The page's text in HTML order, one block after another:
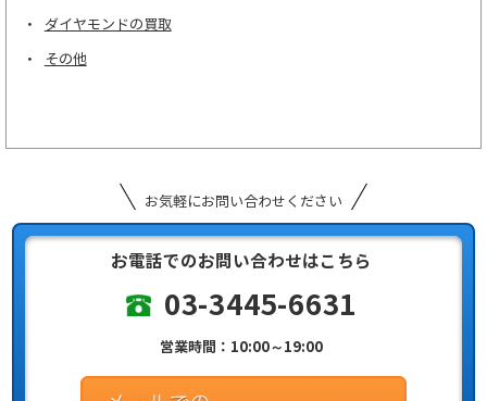
ダイヤモンドの買取
その他
お気軽にお問い合わせください
お電話でのお問い合わせはこちら
03-3445-6631
営業時間：10:00～19:00